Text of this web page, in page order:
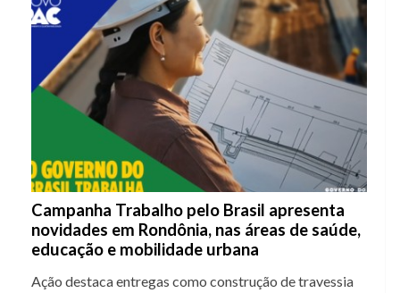
Campanha Trabalho pelo Brasil apresenta
novidades em Rondônia, nas áreas de saúde,
educação e mobilidade urbana
Ação destaca entregas como construção de travessia